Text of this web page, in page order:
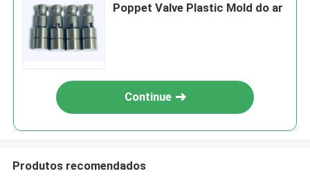
Poppet Valve Plastic Mold do ar
Continue
Produtos recomendados